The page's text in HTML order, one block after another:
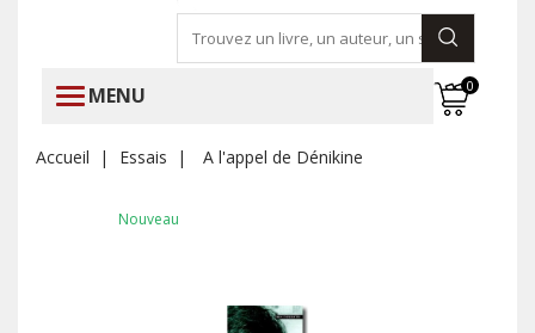
MENU 0
Accueil Essais A l'appel de Dénikine
Nouveau